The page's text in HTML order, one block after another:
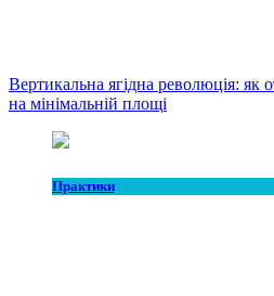
Вертикальна ягідна революція:
на мінімальній площі
Практики